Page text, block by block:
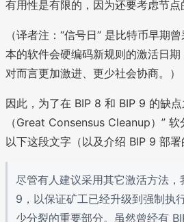
有用性是有限的，因为还要考虑节点
（译者注：“信号日” 是比特币早期
本的软件会硬编码新规则的激活日
对而言更加激进、更少社会协商。）
因此，为了在 BIP 8 和 BIP 9 的缺
（Great Consensus Cleanup）”
以下这段文字（以及介绍 BIP 9 部署
尽管有人建议采用其它激活方法
9，以保证矿工已经升级到强制执
少分裂的重要部分。虽然曾经有